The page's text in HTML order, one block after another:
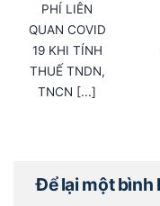
PHÍ LIÊN
QUAN COVID
19 KHI TÍNH
THUẾ TNDN,
TNCN [...]
Để lại một bình